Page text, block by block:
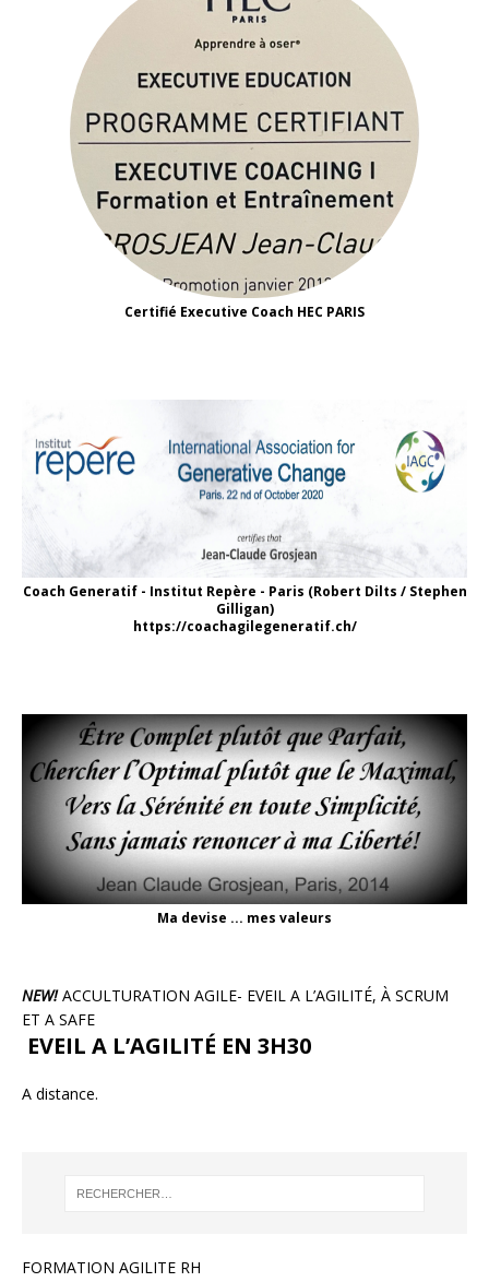
Certifié Executive Coach HEC PARIS
Coach Generatif - Institut Repère - Paris (Robert Dilts / Stephen
Gilligan)
https://coachagilegeneratif.ch/
Ma devise ... mes valeurs
NEW!ACCULTURATION AGILE- EVEIL A L’AGILITÉ, À SCRUM
ET A SAFE
EVEIL A L’AGILITÉ EN 3H30
A distance.
FORMATION AGILITE RH